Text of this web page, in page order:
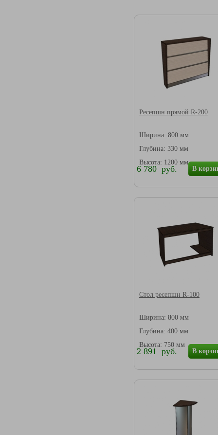
Ресепшн прямой R-200
Ширина: 800 мм
Глубина: 330 мм
Высота: 1200 мм
В
6 780 руб.
Стол ресепшн R-100
Ширина: 800 мм
Глубина: 400 мм
Высота: 750 мм
В
2 891 руб.